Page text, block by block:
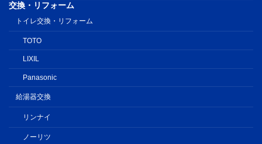
交換・リフォーム
トイレ交換・リフォーム
TOTO
LIXIL
Panasonic
給湯器交換
リンナイ
ノーリツ